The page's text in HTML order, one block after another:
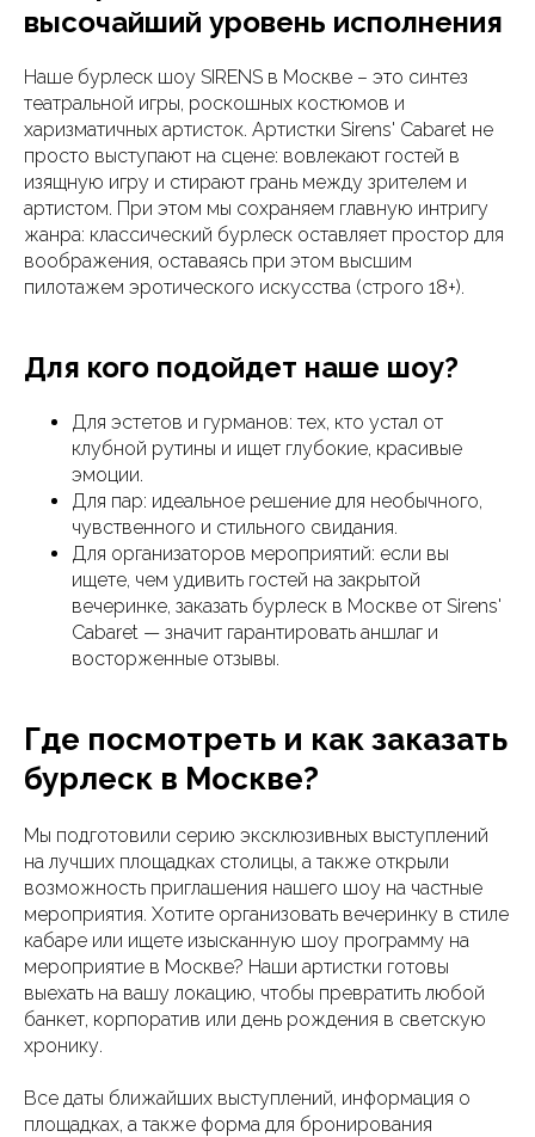
высочайший уровень исполнения
Наше бурлеск шоу SIRENS в Москве – это синтез
театральной игры, роскошных костюмов и
харизматичных артисток. Артистки Sirens' Cabaret не
просто выступают на сцене: вовлекают гостей в
изящную игру и стирают грань между зрителем и
артистом. При этом мы сохраняем главную интригу
жанра: классический бурлеск оставляет простор для
воображения, оставаясь при этом высшим
пилотажем эротического искусства (строго 18+).
Для кого подойдет наше шоу?
Для эстетов и гурманов: тех, кто устал от
клубной рутины и ищет глубокие, красивые
эмоции.
Для пар: идеальное решение для необычного,
чувственного и стильного свидания.
Для организаторов мероприятий: если вы
ищете, чем удивить гостей на закрытой
вечеринке, заказать бурлеск в Москве от Sirens'
Cabaret — значит гарантировать аншлаг и
восторженные отзывы.
Где посмотреть и как заказать
бурлеск в Москве?
Мы подготовили серию эксклюзивных выступлений
на лучших площадках столицы, а также открыли
возможность приглашения нашего шоу на частные
мероприятия. Хотите организовать вечеринку в стиле
кабаре или ищете изысканную шоу программу на
мероприятие в Москве? Наши артистки готовы
выехать на вашу локацию, чтобы превратить любой
банкет, корпоратив или день рождения в светскую
хронику.
Все даты ближайших выступлений, информация о
площадках, а также форма для бронирования